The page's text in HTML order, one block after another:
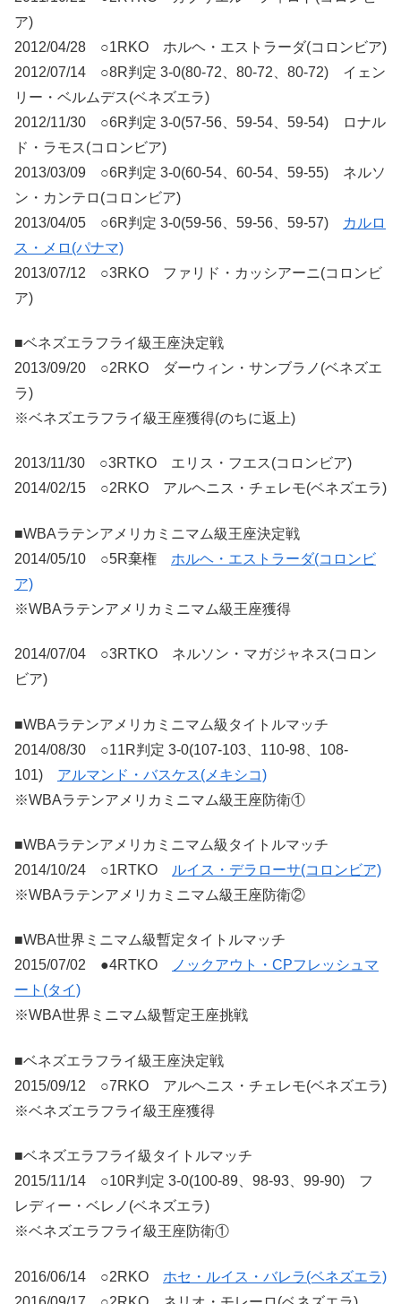
ア)
2012/04/28 ○1RKO ホルヘ・エストラーダ(コロンビア)
2012/07/14 ○8R判定 3-0(80-72、80-72、80-72) イェン
リー・ベルムデス(ベネズエラ)
2012/11/30 ○6R判定 3-0(57-56、59-54、59-54) ロナル
ド・ラモス(コロンビア)
2013/03/09 ○6R判定 3-0(60-54、60-54、59-55) ネルソ
ン・カンテロ(コロンビア)
2013/04/05 ○6R判定 3-0(59-56、59-56、59-57)
カルロ
ス・メロ(パナマ)
2013/07/12 ○3RKO ファリド・カッシアーニ(コロンビ
ア)
■ベネズエラフライ級王座決定戦
2013/09/20 ○2RKO ダーウィン・サンブラノ(ベネズエ
ラ)
※ベネズエラフライ級王座獲得(のちに返上)
2013/11/30 ○3RTKO エリス・フエス(コロンビア)
2014/02/15 ○2RKO アルヘニス・チェレモ(ベネズエラ)
■WBAラテンアメリカミニマム級王座決定戦
2014/05/10 ○5R棄権 ホルヘ・エストラーダ(コロンビ
ア)
※WBAラテンアメリカミニマム級王座獲得
2014/07/04 ○3RTKO ネルソン・マガジャネス(コロン
ビア)
■WBAラテンアメリカミニマム級タイトルマッチ
2014/08/30 ○11R判定 3-0(107-103、110-98、108-
101) アルマンド・バスケス(メキシコ)
※WBAラテンアメリカミニマム級王座防衛①
■WBAラテンアメリカミニマム級タイトルマッチ
2014/10/24 ○1RTKO
ルイス・デラローサ(コロンビア)
※WBAラテンアメリカミニマム級王座防衛②
■WBA世界ミニマム級暫定タイトルマッチ
2015/07/02 ●4RTKO
ノックアウト・CPフレッシュマ
ート(タイ)
※WBA世界ミニマム級暫定王座挑戦
■ベネズエラフライ級王座決定戦
2015/09/12 ○7RKO アルヘニス・チェレモ(ベネズエラ)
※ベネズエラフライ級王座獲得
■ベネズエラフライ級タイトルマッチ
2015/11/14 ○10R判定 3-0(100-89、98-93、99-90) フ
レディー・ベレノ(ベネズエラ)
※ベネズエラフライ級王座防衛①
2016/06/14 ○2RKO ホセ・ルイス・バレラ(ベネズエラ)